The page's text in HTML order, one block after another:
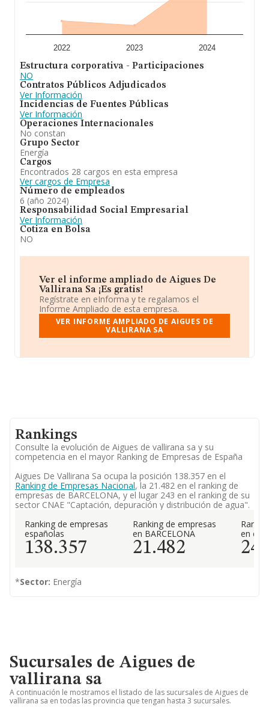
entre todas las compañías alcanza los 4 millones de
euros. Para aportar ulterior información de interés en el
ámbito sectorial, la media de empleados de las
empresas es de 21. La media de antigüedad desde la
constitución es de 25 años.
A modo de conclusión, la actividad deAigues de
Vallirana S.A
sectores, la compañía ha escalado posiciones respecto
al 2023. En el ranking de todas las empresas en el
territorio nacional, la compañía ha experimentado una
subida.
2022 2023 2024
Estructura corporativa - Participaciones
NO
Contratos Públicos Adjudicados
Ver Información
Incidencias de Fuentes Públicas
Ver Información
Operaciones Internacionales
No constan
Grupo Sector
Energía
Cargos
Encontrados 28 cargos en esta empresa
Ver cargos de Empresa
Número de empleados
6 (año 2024)
Responsabilidad Social Empresarial
Ver Información
Cotiza en Bolsa
NO
Ver el informe ampliado de Aigues De
Vallirana Sa ¡Es gratis!
Regístrate en eInforma y te regalamos el
Informe Ampliado de esta empresa.
VER INFORME AMPLIADO DE AIGUES DE
VALLIRANA SA
Rankings
Consulte la evolución de Aigues de vallirana sa y su
competencia en el mayor Ranking de Empresas de España
Aigues De Vallirana Sa ocupa la posición 138.357 en el
Ranking de Empresas Nacional, la 21.482 en el ranking de
empresas de BARCELONA, y el lugar 243 en el ranking de su
sector CNAE "Captación, depuración y distribución de agua".
Ranking de empresas
españolas
138.357
Ranking de empresas
en BARCELONA
21.482
en el
243
*Sector: Energía
Sucursales de Aigues de
vallirana sa
A continuación le mostramos el listado de las sucursales de Aigues de
vallirana sa en todas las provincia que tengan hasta 3 sucursales.